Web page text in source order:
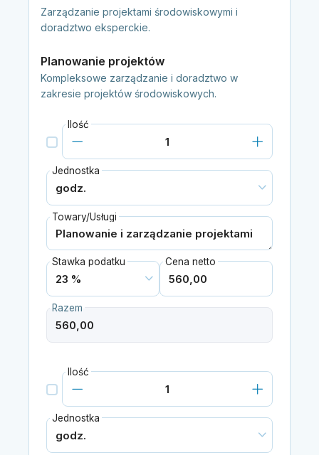
Zarządzanie projektami środowiskowymi i
doradztwo eksperckie.
Planowanie projektów
Kompleksowe zarządzanie i doradztwo w
zakresie projektów środowiskowych.
Ilość
Jednostka
Towary/Usługi
Stawka podatku Cena netto
Razem
Ilość
Jednostka